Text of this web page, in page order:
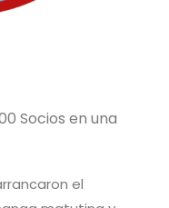
Socios en una
el